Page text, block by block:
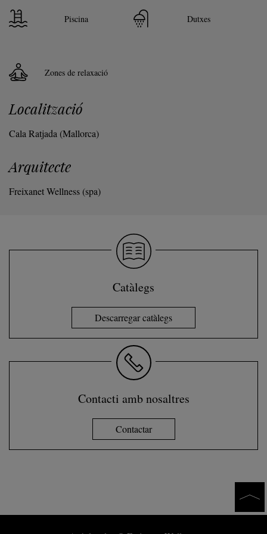
Piscina Dutxes
Zones de relaxació
Localització
Cala Ratjada (Mallorca)
Arquitecte
Freixanet Wellness (spa)
Catàlegs
Descarregar catàlegs
Contacti amb nosaltres
Contactar